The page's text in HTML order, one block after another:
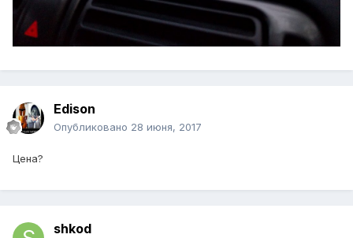
Edison
Опубликовано 28 июня, 2017
Цена?
shkod